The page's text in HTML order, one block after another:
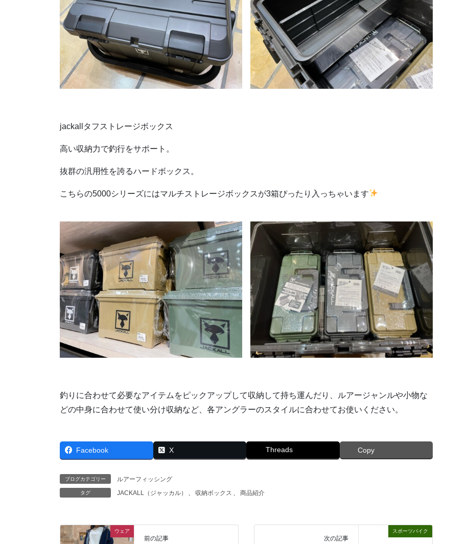
jackallタフストレージボックス
高い収納力で釣行をサポート。
抜群の汎用性を誇るハードボックス。
こちらの5000シリーズにはマルチストレージボックスが3箱ぴったり入っちゃいます
釣りに合わせて必要なアイテムをピックアップして収納して持ち運んだり、ルアージャンルや小物な
どの中身に合わせて使い分け収納など、各アングラーのスタイルに合わせてお使いください。
Facebook X Threads Copy
ブログカテゴリー ルアーフィッシング
タグ JACKALL（ジャッカル） 、 収納ボックス 、 商品紹介
ウェア
前の記事
スポーツバイク
次の記事